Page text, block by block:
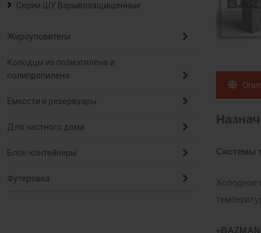
Серии ШУ Взрывозащищенные
Жироуловители
Колодцы из полиэтилена и
полипропилена
Емкости и резервуары
Для частного дома
Блок-контейнеры
Футеровка
Системы
Холодное